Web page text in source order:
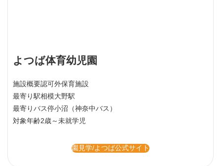
よつば体育幼児園
施設概要認可外保育施設
最寄り駅相模大野駅
最寄りバス停小沼（神奈中バス）
対象年齢2歳～未就学児
園見学/よつば公式サイト